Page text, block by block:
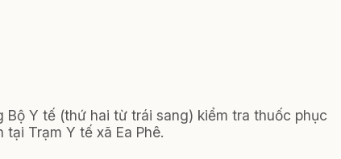
Bộ Y tế (thứ hai từ trái sang) kiểm tra thuốc phục
Trạm Y tế xã Ea Phê.